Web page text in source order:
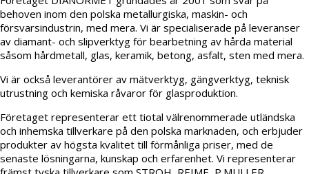
behoven inom den polska metallurgiska, maskin- och
försvarsindustrin, med mera. Vi är specialiserade på leveranser
av diamant- och slipverktyg för bearbetning av hårda material
såsom hårdmetall, glas, keramik, betong, asfalt, sten med mera.
Vi är också leverantörer av mätverktyg, gängverktyg, teknisk
utrustning och kemiska råvaror för glasproduktion.
Företaget representerar ett tiotal välrenommerade utländska
och inhemska tillverkare på den polska marknaden, och erbjuder
produkter av högsta kvalitet till förmånliga priser, med de
senaste lösningarna, kunskap och erfarenhet. Vi representerar